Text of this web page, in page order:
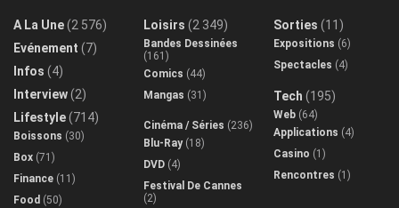
A La Une(2 576)
Evénement (7)
Infos (4)
Interview(2)
Lifestyle(714)
Boissons (30)
Box (71)
Finance (11)
Food (50)
Loisirs (2 349)
Bandes Dessinées
(161)
Comics (44)
Mangas (31)
Cinéma / Séries (236)
Blu-Ray(18)
DVD (4)
Festival De Cannes
(2)
Sorties (11)
Expositions (6)
Spectacles (4)
Tech (195)
Web (64)
Applications (4)
Casino (1)
Rencontres (1)